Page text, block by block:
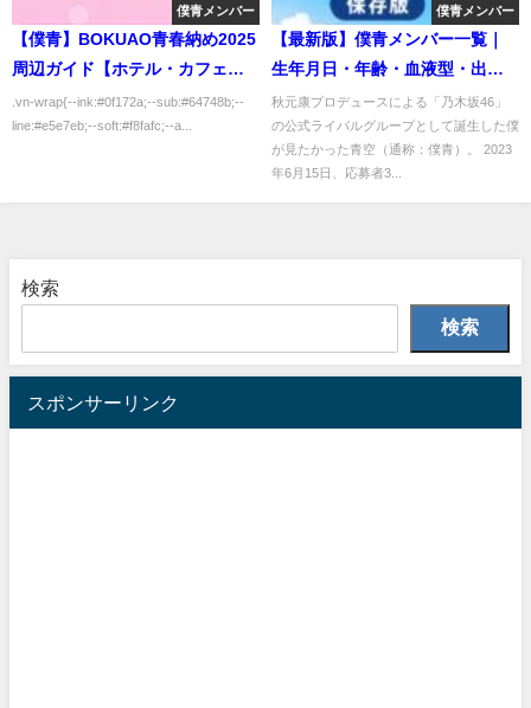
僕青メンバー
【僕青】BOKUAO青春納め2025
周辺ガイド【ホテル・カフェ・
観光・持ち物】
.vn-wrap{--ink:#0f172a;--sub:#64748b;--
line:#e5e7eb;--soft:#f8fafc;--a...
僕青メンバー
【最新版】僕青メンバー一覧｜
生年月日・年齢・血液型・出身
地まとめ
秋元康プロデュースによる「乃木坂46」
の公式ライバルグループとして誕生した僕
が見たかった青空（通称：僕青）。 2023
年6月15日、応募者3...
検索
検索
スポンサーリンク